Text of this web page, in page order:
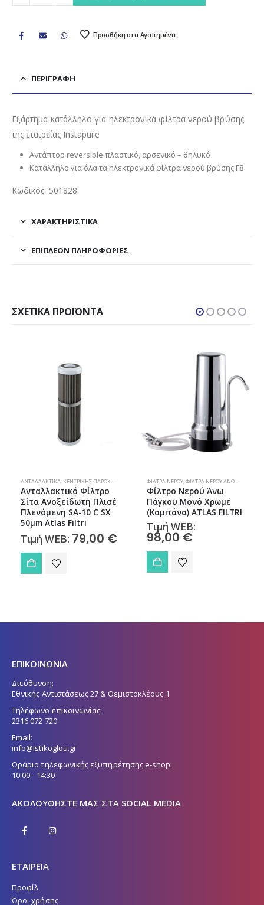
Προσθήκη στα Αγαπημένα
ΠΕΡΙΓΡΑΦΉ
Εξάρτημα κατάλληλο για ηλεκτρονικά φίλτρα νερού βρύσης
της εταιρείας Instapure
Αντάπτορ reversible πλαστικό, αρσενικό – θηλυκό
Kατάλληλο για όλα τα ηλεκτρονικά φίλτρα νερού βρύσης F8
Κωδικός: 501828
ΧΑΡΑΚΤΗΡΙΣΤΙΚΑ
ΕΠΙΠΛΈΟΝ ΠΛΗΡΟΦΟΡΊΕΣ
ΣΧΕΤΙΚΆ ΠΡΟΪΌΝΤΑ
ΝΕΡΟΎ
ΦΊΛΤΡΑ ΝΕΡΟΎ,ΦΊΛΤΡΑ ΝΕΡΟΎ ΆΝΩ ΠΆΓΚΟΥ
Φίλτρο Νερού Άνω
Πάγκου Μονό Χρωμέ
(Καμπάνα) ATLAS FILTRI
Τιμή WEB:
98,00€
ΦΊΛΤΡΑ ΝΕΡΟΎ,ΦΊΛΤΡΑ ΝΕΡΟΎ ΆΝΩ ΠΆΓΚΟΥ
Φίλτρο Νερού Άνω
Πάγκου Μονό Λευκό
(Καμπάνα) Atlas Filtri
Τιμή WEB:
48,00€
ΕΠΙΚΟΙΝΩΝΙΑ
Διεύθυνση:
Εθνικής Αντιστάσεως 27 & Θεμιστοκλέους 1
Τηλέφωνο επικοινωνίας:
2316 072 720
Email:
info@istikoglou.gr
Ωράριο τηλεφωνικής εξυπηρέτησης e-shop:
10:00 - 14:30
ΑΚΟΛΟΥΘΉΣΤΕ ΜΑΣ ΣΤΑ SOCIAL MEDIA
ΕΤΑΙΡΕΙΑ
Προφίλ
Όροι χρήσης